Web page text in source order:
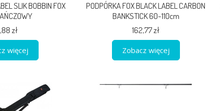
SLIK BOBBIN FOX
zł
więcej
PODPÓRKA FOX BLACK LABEL CARBON
BANKSTICK 60-110cm
162,77 zł
Zobacz więcej